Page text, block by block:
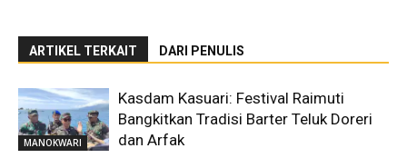
ARTIKEL TERKAIT DARI PENULIS
MANOKWARI
Kasdam Kasuari: Festival Raimuti
Bangkitkan Tradisi Barter Teluk Doreri
dan Arfak